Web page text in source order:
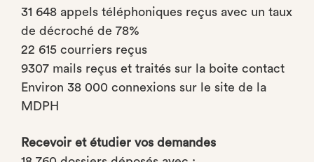
31 648 appels téléphoniques reçus avec un taux
de décroché de 78%
22 615 courriers reçus
9307 mails reçus et traités sur la boite contact
Environ 38 000 connexions sur le site de la
MDPH
Recevoir et étudier vos demandes